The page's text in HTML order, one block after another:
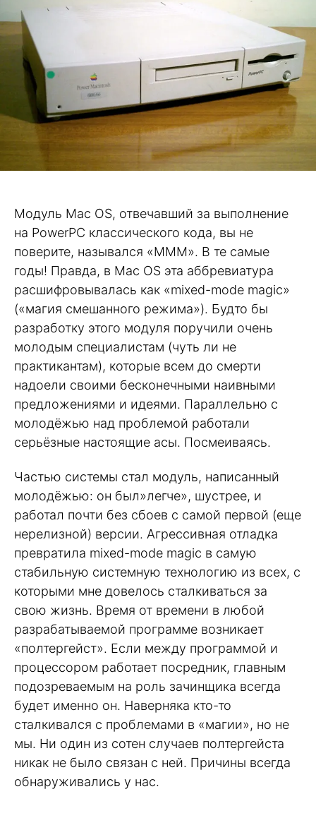
Модуль Mac OS, отвечавший за выполнение
на PowerPC классического кода, вы не
поверите, назывался «MMM». В те самые
годы! Правда, в Mac OS эта аббревиатура
расшифровывалась как «mixed-mode magic»
(«магия смешанного режима»). Будто бы
разработку этого модуля поручили очень
молодым специалистам (чуть ли не
практикантам), которые всем до смерти
надоели своими бесконечными наивными
предложениями и идеями. Параллельно с
молодёжью над проблемой работали
серьёзные настоящие асы. Посмеиваясь.
Частью системы стал модуль, написанный
молодёжью: он был»легче», шустрее, и
работал почти без сбоев с самой первой (еще
нерелизной) версии. Агрессивная отладка
превратила mixed-mode magic в самую
стабильную системную технологию из всех, с
которыми мне довелось сталкиваться за
свою жизнь. Время от времени в любой
разрабатываемой программе возникает
«полтергейст». Если между программой и
процессором работает посредник, главным
подозреваемым на роль зачинщика всегда
будет именно он. Наверняка кто-то
сталкивался с проблемами в «магии», но не
мы. Ни один из сотен случаев полтергейста
никак не было связан с ней. Причины всегда
обнаруживались у нас.